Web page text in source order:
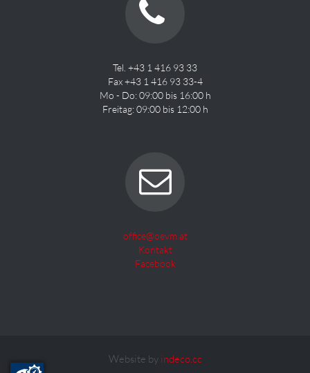
Tel. +43 1 416 93 33
Fax +43 1 416 93 33-4
Mo - Do: 09:00 bis 16:00 h
Freitag: 09:00 bis 12:00 h
office@oevm.at
Kontakt
Facebook
Website by indeco.cc